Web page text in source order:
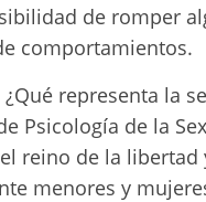
de romper
comportamientos.
representa la
Psicología de la
reino de la
menores y